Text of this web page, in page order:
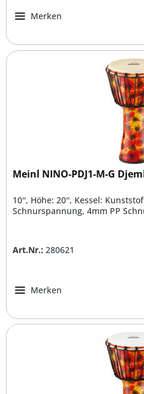
Merken
Meinl NINO-PDJ1-M-G
10'', Höhe: 20'', Kessel:
Schnurspannung, 4mm PP
Art.Nr.: 280621
Merken